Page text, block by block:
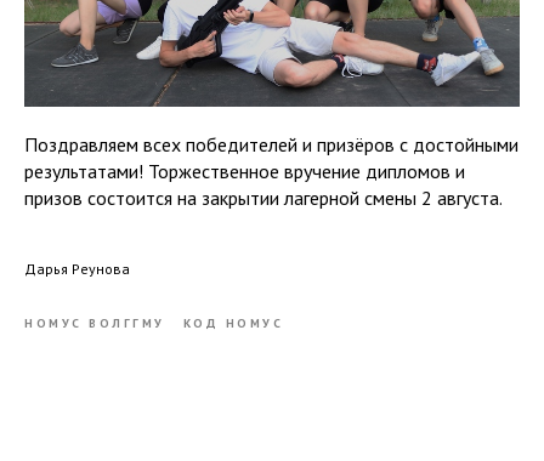
Поздравляем всех победителей и призёров с достойными
результатами! Торжественное вручение дипломов и
призов состоится на закрытии лагерной смены 2 августа.
Дарья Реунова
НОМУС ВОЛГГМУ КОД НОМУС